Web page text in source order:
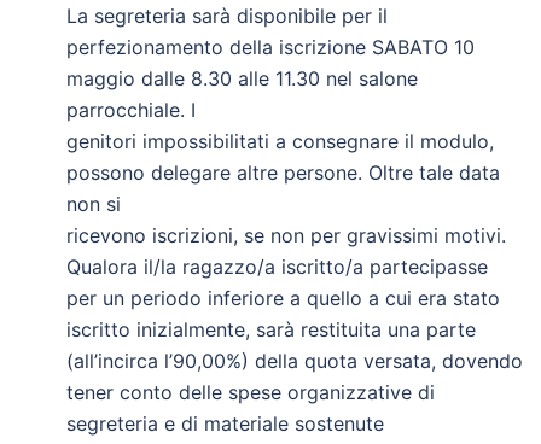
La segreteria sarà disponibile per il
perfezionamento della iscrizione SABATO 10
maggio dalle 8.30 alle 11.30 nel salone
parrocchiale. I
genitori impossibilitati a consegnare il modulo,
possono delegare altre persone. Oltre tale data
non si
ricevono iscrizioni, se non per gravissimi motivi.
Qualora il/la ragazzo/a iscritto/a partecipasse
per un periodo inferiore a quello a cui era stato
iscritto inizialmente, sarà restituita una parte
(all’incirca l’90,00%) della quota versata, dovendo
tener conto delle spese organizzative di
segreteria e di materiale sostenute